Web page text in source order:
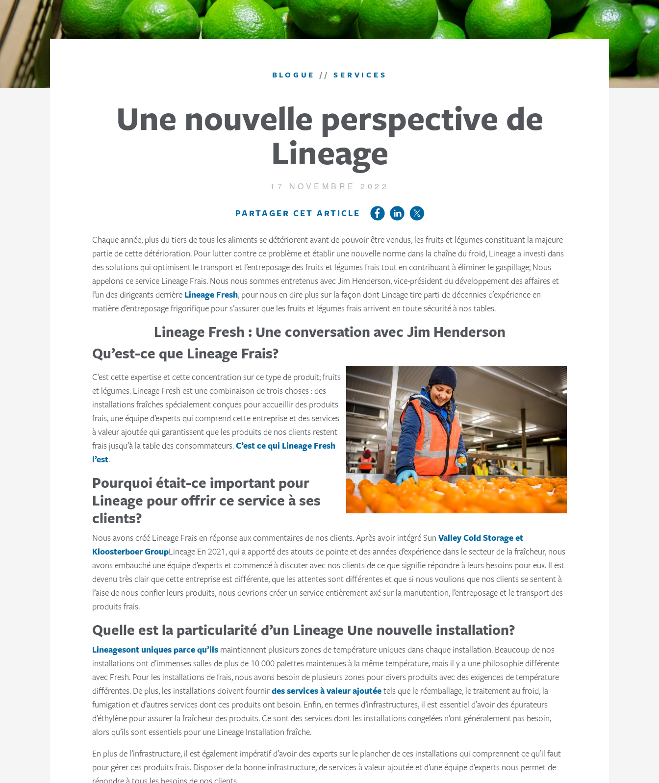
BLOGUE //SERVICES
Une nouvelle perspective de
Lineage
17 NOVEMBRE 2022
PARTAGER CET ARTICLE
Chaque année, plus du tiers de tous les aliments se détériorent avant de pouvoir être vendus, les fruits et légumes constituant la majeure
partie de cette détérioration. Pour lutter contre ce problème et établir une nouvelle norme dans la chaîne du froid, Lineage a investi dans
des solutions qui optimisent le transport et l’entreposage des fruits et légumes frais tout en contribuant à éliminer le gaspillage; Nous
appelons ce service Lineage Frais. Nous nous sommes entretenus avec Jim Henderson, vice-président du développement des affaires et
l’un des dirigeants derrière Lineage Fresh, pour nous en dire plus sur la façon dont Lineage tire parti de décennies d’expérience en
matière d’entreposage frigorifique pour s’assurer que les fruits et légumes frais arrivent en toute sécurité à nos tables.
Lineage Fresh : Une conversation avec Jim Henderson
Qu’est-ce que Lineage Frais?
C’est cette expertise et cette concentration sur ce type de produit; fruits
et légumes. Lineage Fresh est une combinaison de trois choses : des
installations fraîches spécialement conçues pour accueillir des produits
frais, une équipe d’experts qui comprend cette entreprise et des services
à valeur ajoutée qui garantissent que les produits de nos clients restent
frais jusqu’à la table des consommateurs.C’est ce qui Lineage Fresh
l’est.
Pourquoi était-ce important pour
Lineage pour offrir ce service à ses
clients?
Nous avons créé Lineage Frais en réponse aux commentaires de nos clients. Après avoir intégré SunValley Cold Storage et
Kloosterboer GroupLineage En 2021, qui a apporté des atouts de pointe et des années d’expérience dans le secteur de la fraîcheur, nous
avons embauché une équipe d’experts et commencé à discuter avec nos clients de ce que signifie répondre à leurs besoins pour eux. Il est
devenu très clair que cette entreprise est différente, que les attentes sont différentes et que si nous voulions que nos clients se sentent à
l’aise de nous confier leurs produits, nous devrions créer un service entièrement axé sur la manutention, l’entreposage et le transport des
produits frais.
Quelle est la particularité d’un Lineage Une nouvelle installation?
Lineagesont uniques parce qu’ils maintiennent plusieurs zones de température uniques dans chaque installation. Beaucoup de nos
installations ont d’immenses salles de plus de 10 000 palettes maintenues à la même température, mais il y a une philosophie différente
avec Fresh. Pour les installations de frais, nous avons besoin de plusieurs zones pour divers produits avec des exigences de température
différentes. De plus, les installations doivent fournirdes services à valeur ajoutéetels que le réemballage, le traitement au froid, la
fumigation et d’autres services dont ces produits ont besoin. Enfin, en termes d’infrastructures, il est essentiel d’avoir des épurateurs
d’éthylène pour assurer la fraîcheur des produits. Ce sont des services dont les installations congelées n’ont généralement pas besoin,
alors qu’ils sont essentiels pour une Lineage Installation fraîche.
En plus de l’infrastructure, il est également impératif d’avoir des experts sur le plancher de ces installations qui comprennent ce qu’il faut
pour gérer ces produits frais. Disposer de la bonne infrastructure, de services à valeur ajoutée et d’une équipe d’experts nous permet de